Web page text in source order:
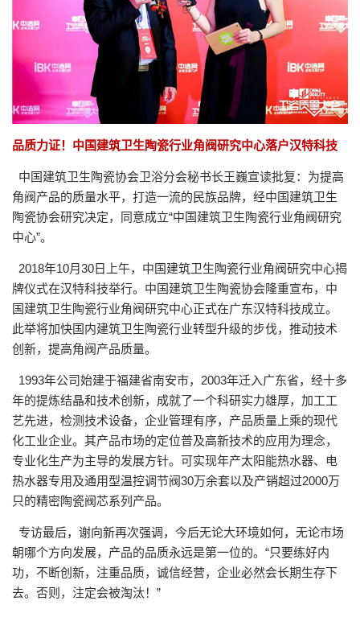
品质力证！中国建筑卫生陶瓷行业角阀研究中心落户汉特科技
中国建筑卫生陶瓷协会卫浴分会秘书长王巍宣读批复：为提高
角阀产品的质量水平，打造一流的民族品牌，经中国建筑卫生
陶瓷协会研究决定，同意成立“中国建筑卫生陶瓷行业角阀研究
中心”。
2018年10月30日上午，中国建筑卫生陶瓷行业角阀研究中心揭
牌仪式在汉特科技举行。中国建筑卫生陶瓷协会隆重宣布，中
国建筑卫生陶瓷行业角阀研究中心正式在广东汉特科技成立。
此举将加快国内建筑卫生陶瓷行业转型升级的步伐，推动技术
创新，提高角阀产品质量。
1993年公司始建于福建省南安市，2003年迁入广东省，经十多
年的提炼结晶和技术创新，成就了一个科研实力雄厚，加工工
艺先进，检测技术设备，企业管理有序，产品质量上乘的现代
化工业企业。其产品市场的定位普及高新技术的应用为理念，
专业化生产为主导的发展方针。可实现年产太阳能热水器、电
热水器专用及通用型温控调节阀30万余套以及产销超过2000万
只的精密陶瓷阀芯系列产品。
专访最后，谢向新再次强调，今后无论大环境如何，无论市场
朝哪个方向发展，产品的品质永远是第一位的。“只要练好内
功，不断创新，注重品质，诚信经营，企业必然会长期生存下
去。否则，注定会被淘汰！”